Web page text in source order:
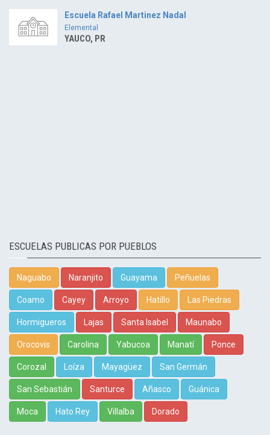
Escuela Rafael Martinez Nadal
Elemental
YAUCO, PR
ESCUELAS PUBLICAS POR PUEBLOS
Naguabo Naranjito Guayama Peñuelas
Coamo Cayey Arroyo Hatillo Las Piedras
Hormigueros Lajas Santa Isabel Maunabo
Orocovis Carolina Yabucoa Manatí Ponce
Corozal Loíza Mayagüez San Germán
San Sebastián Santurce Añasco Guánica
Moca Hato Rey Villalba Dorado